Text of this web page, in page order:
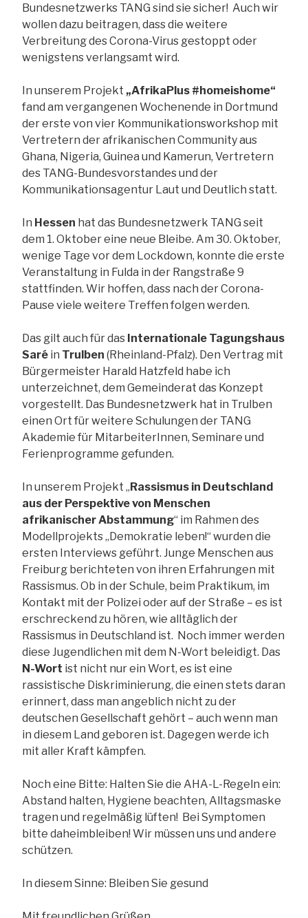
Bundesnetzwerks TANG sind sie sicher! Auch wir
wollen dazu beitragen, dass die weitere
Verbreitung des Corona-Virus gestoppt oder
wenigstens verlangsamt wird.
In unserem Projekt „AfrikaPlus #homeishome“
fand am vergangenen Wochenende in Dortmund
der erste von vier Kommunikationsworkshop mit
Vertretern der afrikanischen Community aus
Ghana, Nigeria, Guinea und Kamerun, Vertretern
des TANG-Bundesvorstandes und der
Kommunikationsagentur Laut und Deutlich statt.
In Hessen hat das Bundesnetzwerk TANG seit
dem 1. Oktober eine neue Bleibe. Am 30. Oktober,
wenige Tage vor dem Lockdown, konnte die erste
Veranstaltung in Fulda in der Rangstraße 9
stattfinden. Wir hoffen, dass nach der Corona-
Pause viele weitere Treffen folgen werden.
Das gilt auch für das Internationale Tagungshaus
Saré in Trulben (Rheinland-Pfalz). Den Vertrag mit
Bürgermeister Harald Hatzfeld habe ich
unterzeichnet, dem Gemeinderat das Konzept
vorgestellt. Das Bundesnetzwerk hat in Trulben
einen Ort für weitere Schulungen der TANG
Akademie für MitarbeiterInnen, Seminare und
Ferienprogramme gefunden.
In unserem Projekt „Rassismus in Deutschland
aus der Perspektive von Menschen
afrikanischer Abstammung“ im Rahmen des
Modellprojekts „Demokratie leben!“ wurden die
ersten Interviews geführt. Junge Menschen aus
Freiburg berichteten von ihren Erfahrungen mit
Rassismus. Ob in der Schule, beim Praktikum, im
Kontakt mit der Polizei oder auf der Straße – es ist
erschreckend zu hören, wie alltäglich der
Rassismus in Deutschland ist. Noch immer werden
diese Jugendlichen mit dem N-Wort beleidigt. Das
N-Wort ist nicht nur ein Wort, es ist eine
rassistische Diskriminierung, die einen stets daran
erinnert, dass man angeblich nicht zu der
deutschen Gesellschaft gehört – auch wenn man
in diesem Land geboren ist. Dagegen werde ich
mit aller Kraft kämpfen.
Noch eine Bitte: Halten Sie die AHA-L-Regeln ein:
Abstand halten, Hygiene beachten, Alltagsmaske
tragen und regelmäßig lüften! Bei Symptomen
bitte daheimbleiben! Wir müssen uns und andere
schützen.
In diesem Sinne: Bleiben Sie gesund